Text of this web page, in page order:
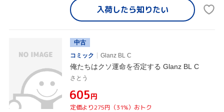
入荷したら知りたい
中古
コミック
Glanz BL C
俺たちはクソ運命を否定する Glanz BL C
さとう
¥605円
定価より275円（31%）おトク